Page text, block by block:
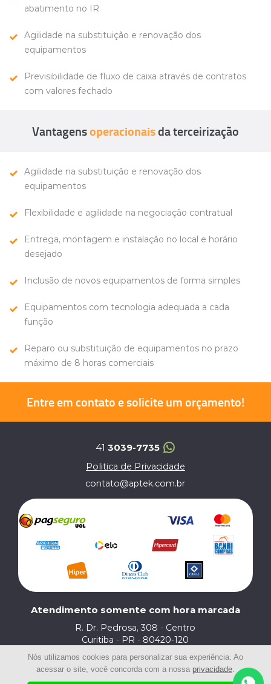
abatimento no IR
Agilidade na substituição e renovação dos
equipamentos
Previsibilidade de fluxo de caixa através de contratos
com valores fechado
Vantagensoperacionaisda terceirização
Agilidade na substituição e renovação dos
equipamentos
Flexibilidade e agilidade na negociação contratual
Entrega, montagem e instalação no local e horário
desejado
Inclusão de novos equipamentos de forma simples
Equipamentos com tecnologia adequada a cada
função
Reparo ou substituição de equipamentos no prazo
máximo de 8 horas comerciais
Entre emcontato esolicite umorçamento!
contato@aptek.com.br
41 3039-7735
Politica de Privacidade
Atendimento somente com hora marcada
R. Dr. Pedrosa, 308- Centro
Curitiba- PR- 80420-120
© 2020 | Aptek | Todos os Direitos Reservados
Nós utilizamos cookies para personalizar sua experiência. Ao
acessar o site, você concorda com a nossa privacidade.